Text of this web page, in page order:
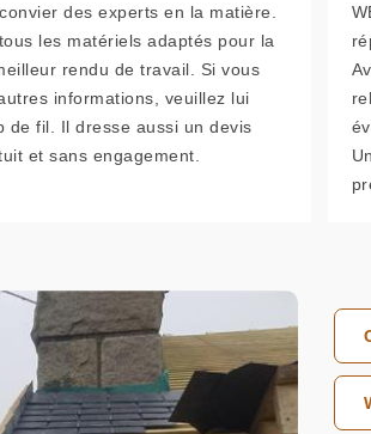
des experts en la matière.
les matériels adaptés pour la
rendu de travail. Si vous
informations, veuillez lui
de fil. Il dresse aussi un devis
et sans engagement.